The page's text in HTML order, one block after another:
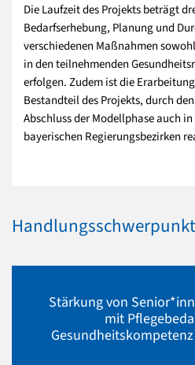
Die Laufzeit des Projekts beträgt
Bedarfserhebung, Planung und
verschiedenen Maßnahmen
in den teilnehmenden
erfolgen. Zudem ist die
Bestandteil des Projekts, durch
Abschluss der Modellphase auch
bayerischen Regierungsbezirken
Stärkung von
mit